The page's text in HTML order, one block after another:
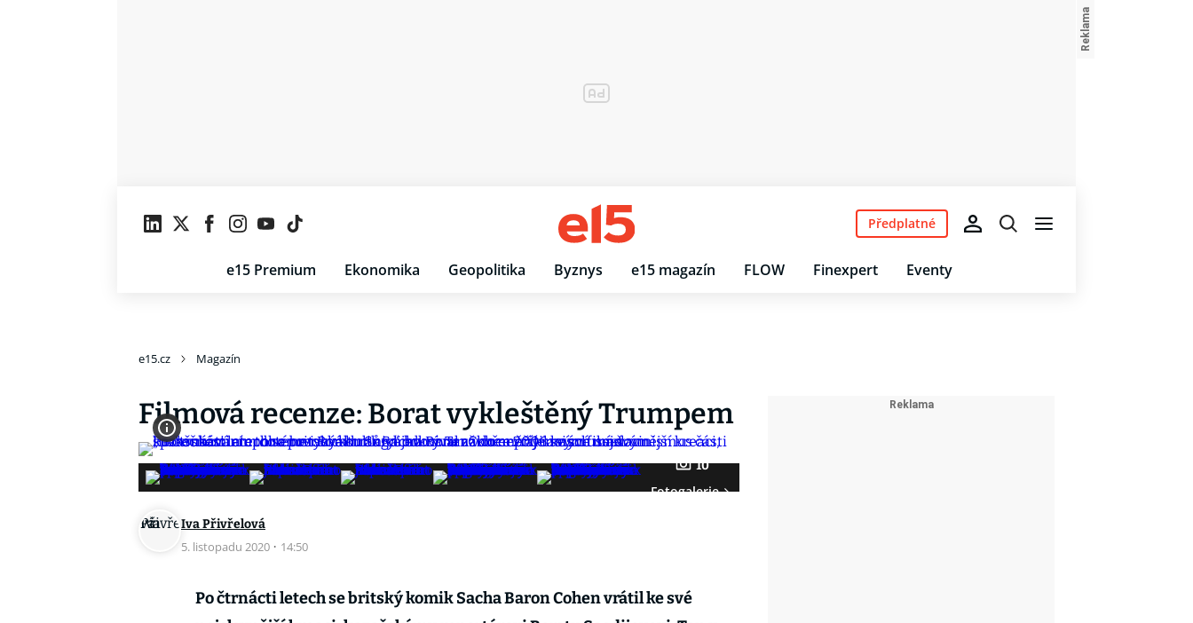
e15 Premium Ekonomika Geopolitika Byznys e15 magazín FLOW Finexpert Eventy
Předplatné
e15.cz Magazín
Filmová recenze: Borat vykleštěný Trumpem
10
Fotogalerie
Iva Přivřelová
5. listopadu 2020 · 14:50
Po čtrnácti letech se britský komik Sacha Baron Cohen vrátil ke své